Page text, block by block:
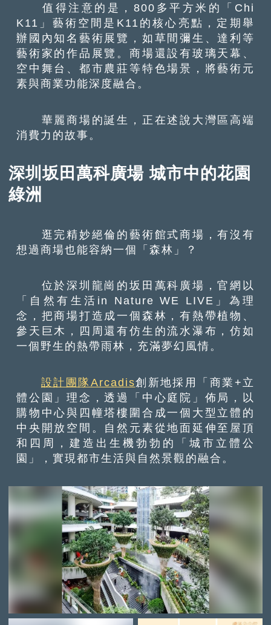
值得注意的是，800多平方米的「Chi
K11」藝術空間是K11的核心亮點，定期舉
辦國內知名藝術展覽，如草間彌生、達利等
藝術家的作品展覽。商場還設有玻璃天幕、
空中舞台、都市農莊等特色場景，將藝術元
素與商業功能深度融合。
華麗商場的誕生，正在述說大灣區高端
消費力的故事。
深圳坂田萬科廣場 城市中的花園
綠洲
逛完精妙絕倫的藝術館式商場，有沒有
想過商場也能容納一個「森林」？
位於深圳龍崗的坂田萬科廣場，官網以
「自然有生活in Nature WE LIVE」為理
念，把商場打造成一個森林，有熱帶植物、
參天巨木，四周還有仿生的流水瀑布，仿如
一個野生的熱帶雨林，充滿夢幻風情。
設計團隊Arcadis創新地採用「商業+立
體公園」理念，透過「中心庭院」佈局，以
購物中心與四幢塔樓圍合成一個大型立體的
中央開放空間。自然元素從地面延伸至屋頂
和四周，建造出生機勃勃的「城市立體公
園」，實現都市生活與自然景觀的融合。